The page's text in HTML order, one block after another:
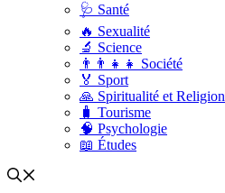
🩺 Santé
🔥 Sexualité
🔬 Science
👨‍👨‍👧‍👧 Société
🏅 Sport
🙏 Spiritualité et Religion
🧳 Tourisme
🧠 Psychologie
📖 Études